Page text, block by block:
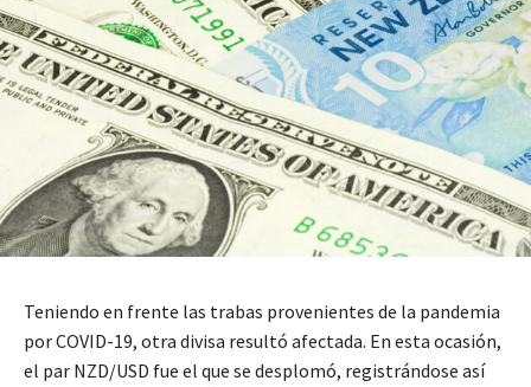
Teniendo en frente las trabas provenientes de la pandemia
por COVID-19, otra divisa resultó afectada. En esta ocasión,
el par NZD/USD fue el que se desplomó, registrándose así